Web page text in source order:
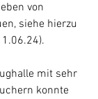
von
siehe hierzu
mit sehr
konnte